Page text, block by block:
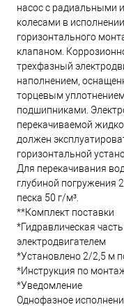
насос с радиальными
колесами в
горизонтального
клапаном.
трехфазный
наполнением,
торцевым
подшипниками.
перекачиваемой
должен
горизонтальной
Для перекачивания
глубиной
песка 50 г/м³.
**Комплект поставки
*Гидравлическая
электродвигателем
*Установлено 2/2,5 м
*Инструкция по
*Уведомление
Однофазное